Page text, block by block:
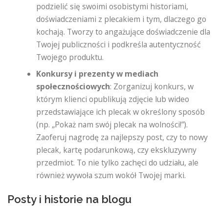
podzielić się swoimi osobistymi historiami,
doświadczeniami z plecakiem i tym, dlaczego go
kochają. Tworzy to angażujące doświadczenie dla
Twojej publiczności i podkreśla autentyczność
Twojego produktu.
Konkursy i prezenty w mediach
społecznościowych: Zorganizuj konkurs, w
którym klienci opublikują zdjęcie lub wideo
przedstawiające ich plecak w określony sposób
(np. „Pokaż nam swój plecak na wolności!”).
Zaoferuj nagrodę za najlepszy post, czy to nowy
plecak, kartę podarunkową, czy ekskluzywny
przedmiot. To nie tylko zachęci do udziału, ale
również wywoła szum wokół Twojej marki.
Posty i historie na blogu